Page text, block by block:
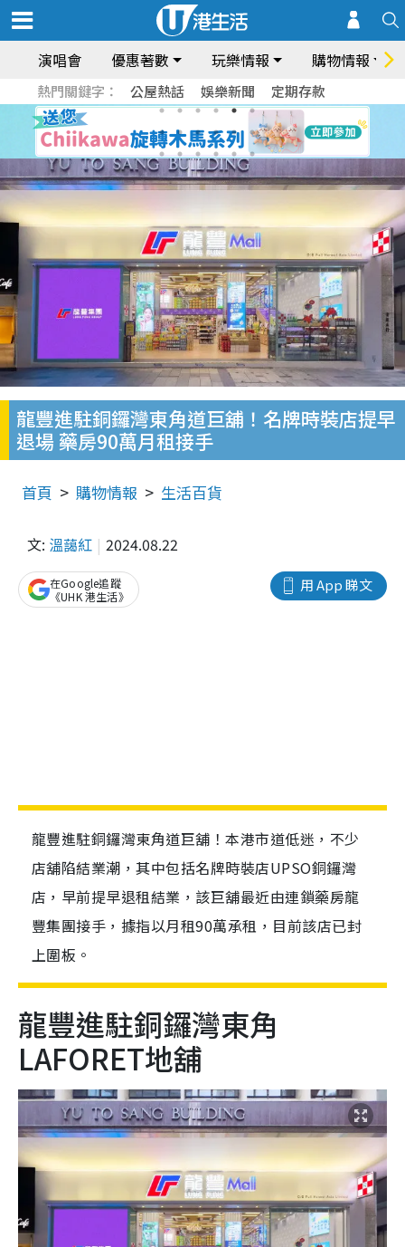
演唱會 優惠著數 玩樂情報 購物情報
熱門關鍵字： 公屋熱話 娛樂新聞 定期存款
龍豐進駐銅鑼灣東角道巨舖！名牌時裝店提早
退場 藥房90萬月租接手
首頁 購物情報 生活百貨
文: 溫藹紅 2024.08.22
用 App 睇文
在Google追蹤
《UHK 港生活》
龍豐進駐銅鑼灣東角道巨舖！本港市道低迷，不少
店舖陷結業潮，其中包括名牌時裝店UPSO銅鑼灣
店，早前提早退租結業，該巨舖最近由連鎖藥房龍
豐集團接手，據指以月租90萬承租，目前該店已封
上圍板。
龍豐進駐銅鑼灣東角
LAFORET地舖